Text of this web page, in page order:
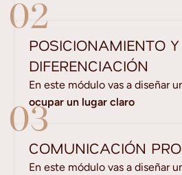
POSICIONAMIENTO Y
DIFERENCIACIÓN
En este módulo vas a diseñar
ocupar un lugar claro
02
COMUNICACIÓN
En este módulo vas a diseñar
03